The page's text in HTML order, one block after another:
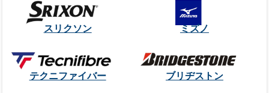
スリクソン ミズノ
テクニファイバー ブリヂストン